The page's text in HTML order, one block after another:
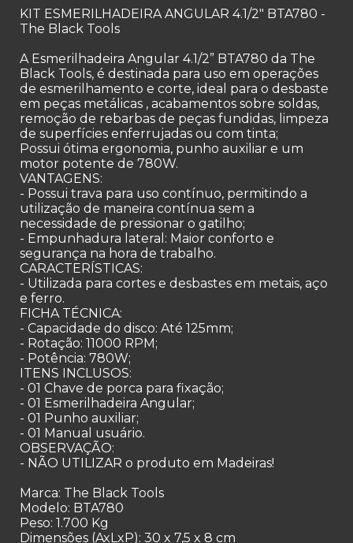
KIT ESMERILHADEIRA ANGULAR 4.1/2" BTA780 -
The Black Tools
A Esmerilhadeira Angular 4.1/2” BTA780 da The
Black Tools, é destinada para uso em operações
de esmerilhamento e corte, ideal para o desbaste
em peças metálicas , acabamentos sobre soldas,
remoção de rebarbas de peças fundidas, limpeza
de superfícies enferrujadas ou com tinta;
Possui ótima ergonomia, punho auxiliar e um
motor potente de 780W.
VANTAGENS:
- Possui trava para uso contínuo, permitindo a
utilização de maneira contínua sem a
necessidade de pressionar o gatilho;
- Empunhadura lateral: Maior conforto e
segurança na hora de trabalho.
CARACTERÍSTICAS:
- Utilizada para cortes e desbastes em metais, aço
e ferro.
FICHA TÉCNICA:
- Capacidade do disco: Até 125mm;
- Rotação: 11000 RPM;
- Potência: 780W;
ITENS INCLUSOS:
- 01 Chave de porca para fixação;
- 01 Esmerilhadeira Angular;
- 01 Punho auxiliar;
- 01 Manual usuário.
OBSERVAÇÃO:
- NÃO UTILIZAR o produto em Madeiras!
Marca: The Black Tools
Modelo: BTA780
Peso: 1.700 Kg
Dimensões (AxLxP): 30 x 7,5 x 8 cm